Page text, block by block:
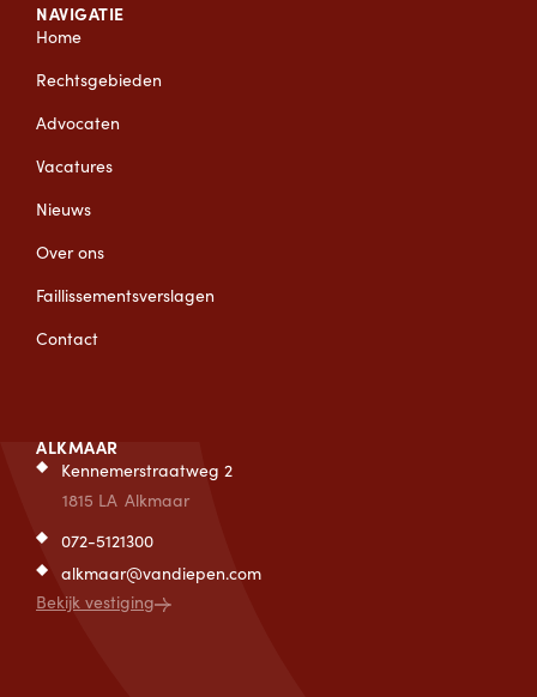
NAVIGATIE
Home
Rechtsgebieden
Advocaten
Vacatures
Nieuws
Over ons
Faillissementsverslagen
Contact
ALKMAAR
Kennemerstraatweg 2
1815 LA Alkmaar
072-5121300
alkmaar@vandiepen.com
Bekijk vestiging